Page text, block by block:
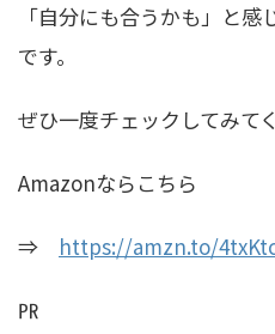
「自分にも合うかも」と
です。
ぜひ一度チェックしてみて
Amazonならこちら
⇒ https://amzn.to/
㏚